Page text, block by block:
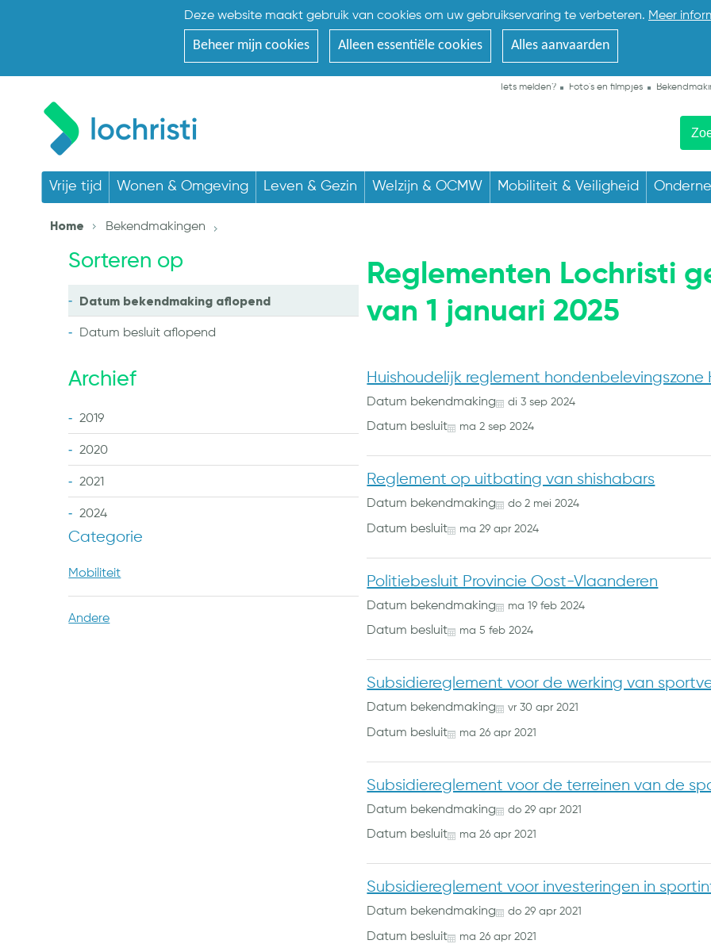
Deze website maakt gebruik van cookies om uw gebruikservaring te verbeteren. Meer
Beheer mijn cookies Alleen essentiële cookies Alles aanvaarden
Iets melden? Foto's en filmpjes
Vrije tijd Wonen & Omgeving Leven & Gezin Welzijn & OCMW Mobiliteit & Veiligheid
Home Bekendmakingen
Reglementen Lochristi
van 1 januari 2025
Huishoudelijk reglement hondenbelevingszone
Datum bekendmaking di 3sep 2024
Datum besluit ma 2sep 2024
Reglement op uitbating van shishabars
Datum bekendmaking do 2 mei 2024
Datum besluit ma 29apr 2024
Politiebesluit Provincie Oost-Vlaanderen
Datum bekendmaking ma 19feb 2024
Datum besluit ma 5feb 2024
Subsidiereglement voor de werking van
Datum bekendmaking vr 30apr 2021
Datum besluit ma 26apr 2021
Subsidiereglement voor de terreinen van de
Datum bekendmaking do 29apr 2021
Datum besluit ma 26apr 2021
Subsidiereglement voor investeringen in
Datum bekendmaking do 29apr 2021
Datum besluit ma 26apr 2021
Sorteren op
Datum bekendmaking aflopend
Datum besluitaflopend
Archief
2019
2020
2021
2024
Categorie
Mobiliteit
Andere